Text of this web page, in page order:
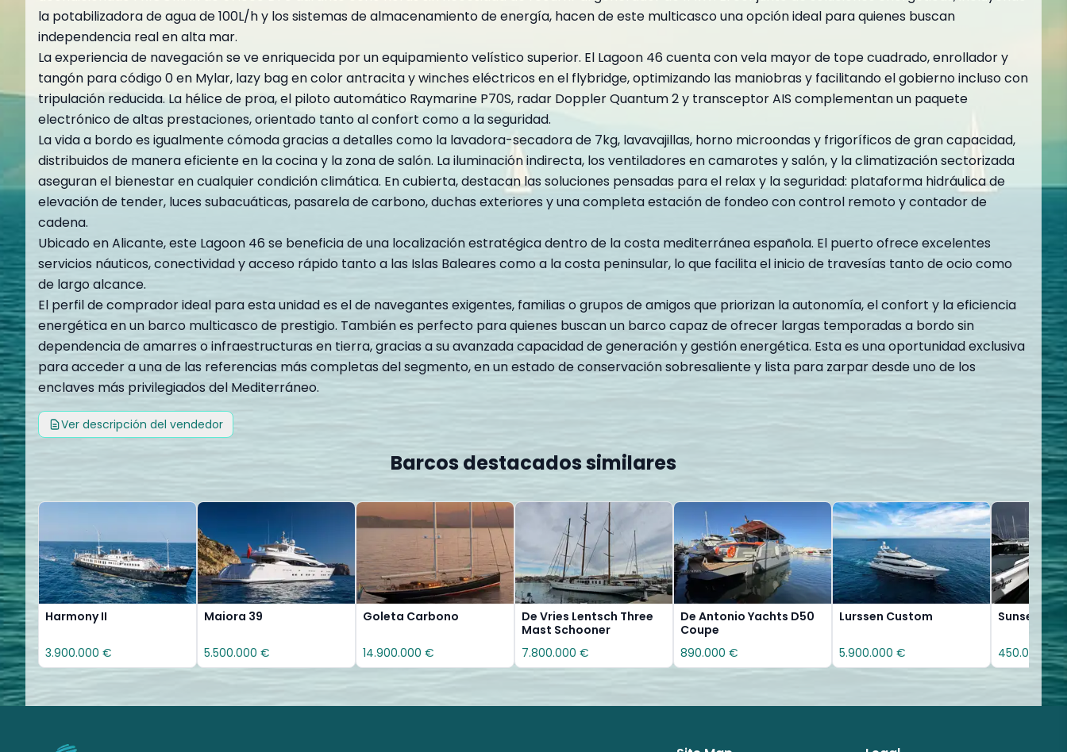
la potabilizadora de agua de 100L/h y los sistemas de almacenamiento de energía, hacen de este multicasco una opción ideal para quienes buscan
independencia real en alta mar.
La experiencia de navegación se ve enriquecida por un equipamiento velístico superior. El Lagoon 46 cuenta con vela mayor de tope cuadrado, enrollador y
tangón para código 0 en Mylar, lazy bag en color antracita y winches eléctricos en el flybridge, optimizando las maniobras y facilitando el gobierno incluso con
tripulación reducida. La hélice de proa, el piloto automático Raymarine P70S, radar Doppler Quantum 2 y transceptor AIS complementan un paquete
electrónico de altas prestaciones, orientado tanto al confort como a la seguridad.
La vida a bordo es igualmente cómoda gracias a detalles como la lavadora-secadora de 7kg, lavavajillas, horno microondas y frigoríficos de gran capacidad,
distribuidos de manera eficiente en la cocina y la zona de salón. La iluminación indirecta, los ventiladores en camarotes y salón, y la climatización sectorizada
aseguran el bienestar en cualquier condición climática. En cubierta, destacan las soluciones pensadas para el relax y la seguridad: plataforma hidráulica de
elevación de tender, luces subacuáticas, pasarela de carbono, duchas exteriores y una completa estación de fondeo con control remoto y contador de
cadena.
Ubicado en Alicante, este Lagoon 46 se beneficia de una localización estratégica dentro de la costa mediterránea española. El puerto ofrece excelentes
servicios náuticos, conectividad y acceso rápido tanto a las Islas Baleares como a la costa peninsular, lo que facilita el inicio de travesías tanto de ocio como
de largo alcance.
El perfil de comprador ideal para esta unidad es el de navegantes exigentes, familias o grupos de amigos que priorizan la autonomía, el confort y la eficiencia
energética en un barco multicasco de prestigio. También es perfecto para quienes buscan un barco capaz de ofrecer largas temporadas a bordo sin
dependencia de amarres o infraestructuras en tierra, gracias a su avanzada capacidad de generación y gestión energética. Esta es una oportunidad exclusiva
para acceder a una de las referencias más completas del segmento, en un estado de conservación sobresaliente y lista para zarpar desde uno de los
enclaves más privilegiados del Mediterráneo.
Ver descripción del vendedor
Barcos destacados similares
Harmony II
3.900.000 €
Maiora 39
5.500.000 €
Goleta Carbono
14.900.000 €
De Vries Lentsch Three
Mast Schooner
7.800.000 €
De Antonio Yachts D50
Coupe
890.000 €
Lurssen Custom
5.900.000 €
Sunseeker
450.000 €